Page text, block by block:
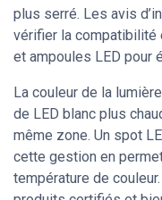
plus serré. Les avis
vérifier la compatibilité
et ampoules LED pour
La couleur de la
de LED blanc plus
même zone. Un spot
cette gestion en
température de